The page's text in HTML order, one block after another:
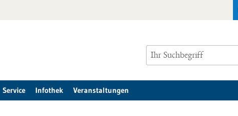
Service Infothek Veranstaltungen